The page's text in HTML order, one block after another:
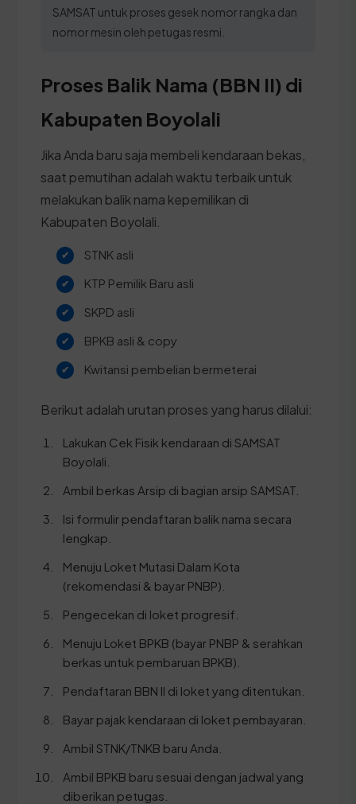
SAMSAT untuk proses gesek nomor rangka dan
nomor mesin oleh petugas resmi.
Proses Balik Nama (BBN II) di
Kabupaten Boyolali
Jika Anda baru saja membeli kendaraan bekas,
saat pemutihan adalah waktu terbaik untuk
melakukan balik nama kepemilikan di
Kabupaten Boyolali.
STNK asli
KTP Pemilik Baru asli
SKPD asli
BPKB asli & copy
Kwitansi pembelian bermeterai
Berikut adalah urutan proses yang harus dilalui:
Lakukan Cek Fisik kendaraan di SAMSAT
Boyolali.
Ambil berkas Arsip di bagian arsip SAMSAT.
Isi formulir pendaftaran balik nama secara
lengkap.
Menuju Loket Mutasi Dalam Kota
(rekomendasi & bayar PNBP).
Pengecekan di loket progresif.
Menuju Loket BPKB (bayar PNBP & serahkan
berkas untuk pembaruan BPKB).
Pendaftaran BBN II di loket yang ditentukan.
Bayar pajak kendaraan di loket pembayaran.
Ambil STNK/TNKB baru Anda.
Ambil BPKB baru sesuai dengan jadwal yang
diberikan petugas.